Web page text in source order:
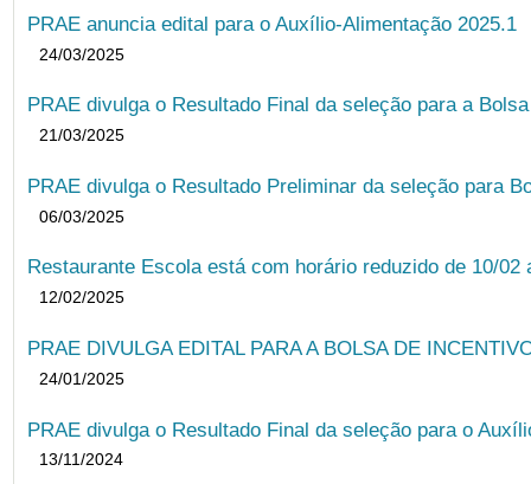
PRAE anuncia edital para o Auxílio-Alimentação 2025.1
24/03/2025
PRAE divulga o Resultado Final da seleção para a
21/03/2025
PRAE divulga o Resultado Preliminar da seleção para
06/03/2025
Restaurante Escola está com horário reduzido de 10/
12/02/2025
PRAE DIVULGA EDITAL PARA A BOLSA DE
24/01/2025
PRAE divulga o Resultado Final da seleção para o
13/11/2024